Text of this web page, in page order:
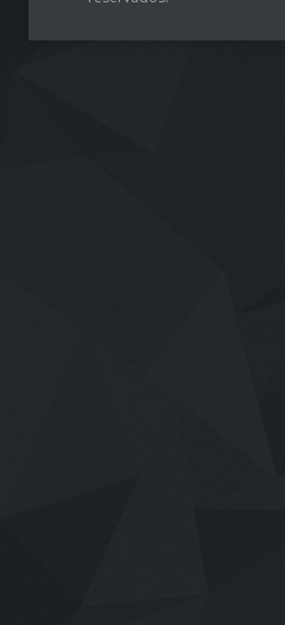
reservados.